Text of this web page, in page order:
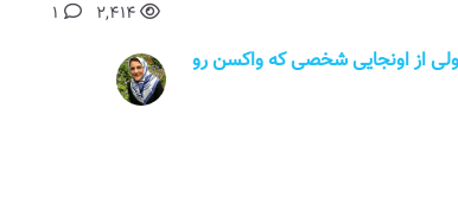
از اونجایی شخصی که واکسن رو
2,414
1